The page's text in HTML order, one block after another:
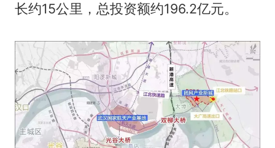
长约15公里，总投资额约196.2亿元。